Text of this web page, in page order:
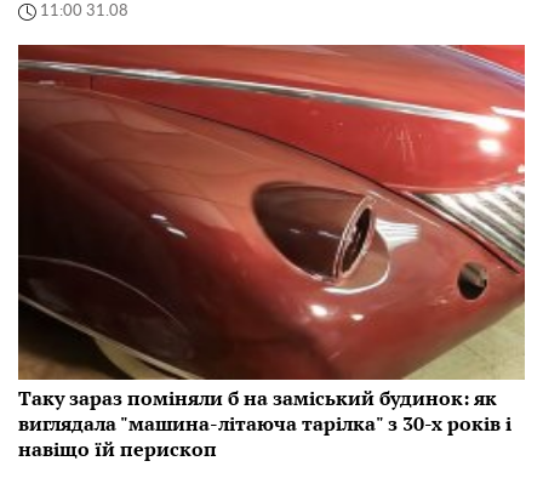
11:00 31.08
Таку зараз поміняли б на заміський будинок: як
виглядала "машина-літаюча тарілка" з 30-х років і
навіщо їй перископ